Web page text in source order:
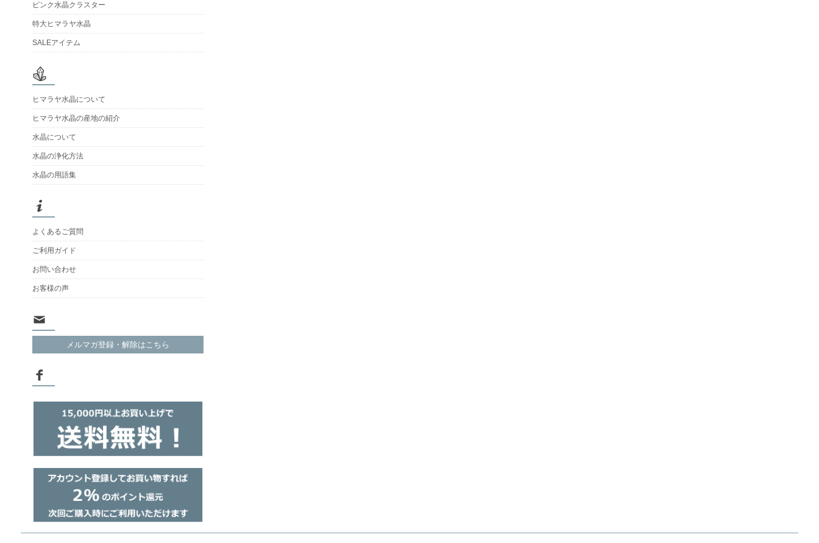
ピンク水晶クラスター
特大ヒマラヤ水晶
SALEアイテム
ヒマラヤ水晶について
ヒマラヤ水晶の産地の紹介
水晶について
水晶の浄化方法
水晶の用語集
よくあるご質問
ご利用ガイド
お問い合わせ
お客様の声
メルマガ登録・解除はこちら